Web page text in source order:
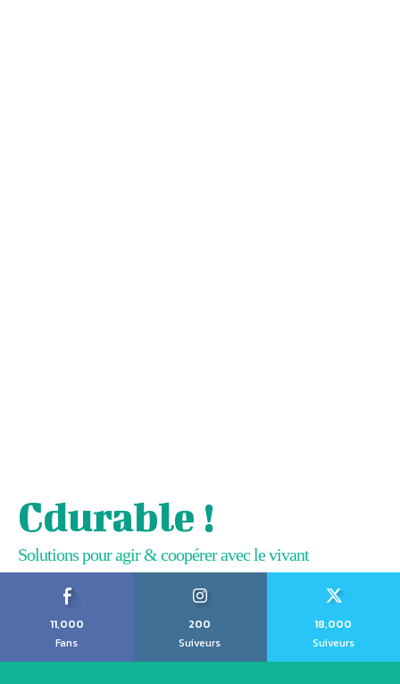
Cdurable !
Solutions pour agir & coopérer avec le vivant
11,000
Fans
200
Suiveurs
18,000
Suiveurs